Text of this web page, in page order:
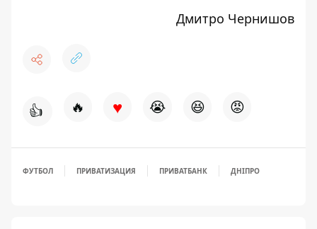
Дмитро Чернишов
👍 🔥 ♥ 😭 😆 😡
ФУТБОЛ ПРИВАТИЗАЦИЯ ПРИВАТБАНК ДНІПРО